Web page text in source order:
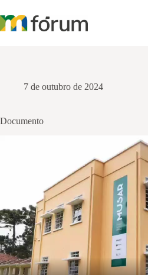
para
o
7 de outubro de 2024
Documento